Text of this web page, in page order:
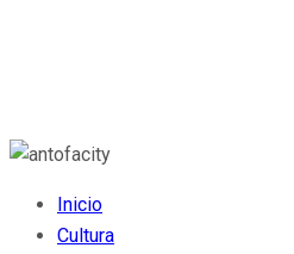
Inicio
Cultura